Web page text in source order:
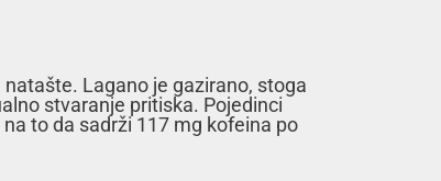
Lagano je gazirano, stoga
stvaranje pritiska. Pojedinci
to da sadrži 117 mg kofeina po